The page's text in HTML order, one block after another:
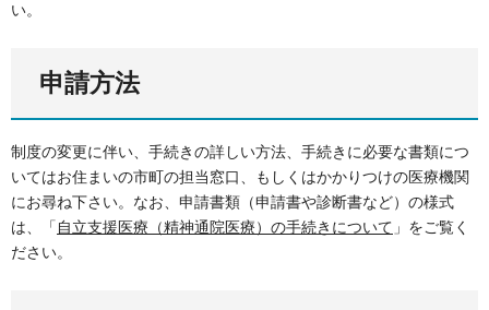
い。
申請方法
制度の変更に伴い、手続きの詳しい方法、手続きに必要な書類につ
いてはお住まいの市町の担当窓口、もしくはかかりつけの医療機関
にお尋ね下さい。なお、申請書類（申請書や診断書など）の様式
は、「 自立支援医療（精神通院医療）の手続きについて 」をご覧く
ださい。